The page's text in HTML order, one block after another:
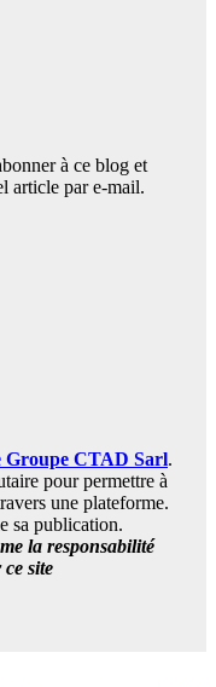
à ce blog et
article par e-mail.
Groupe CTAD Sarl.
pour permettre à
une plateforme.
sa publication.
la responsabilité
site